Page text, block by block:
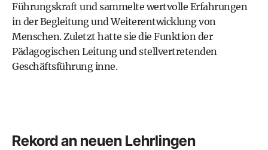
Führungskraft und sammelte wertvolle Erfahrungen
in der Begleitung und Weiterentwicklung von
Menschen. Zuletzt hatte sie die Funktion der
Pädagogischen Leitung und stellvertretenden
Geschäftsführung inne.
Rekord an neuen Lehrlingen